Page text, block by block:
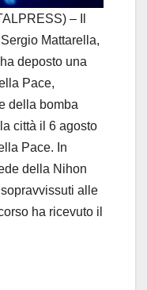
– Il
Mattarella,
deposto una
Pace,
della bomba
città il 6 agosto
Pace. In
della Nihon
alle
ha ricevuto il